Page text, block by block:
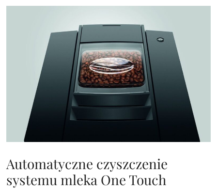
Automatyczne czyszczenie
systemu mleka One Touch